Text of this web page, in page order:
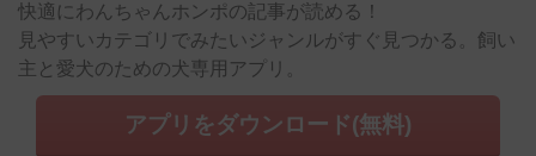
快適にわんちゃんホンポの記事が読める！
見やすいカテゴリでみたいジャンルがすぐ見つかる。飼い
主と愛犬のための犬専用アプリ。
アプリをダウンロード(無料)